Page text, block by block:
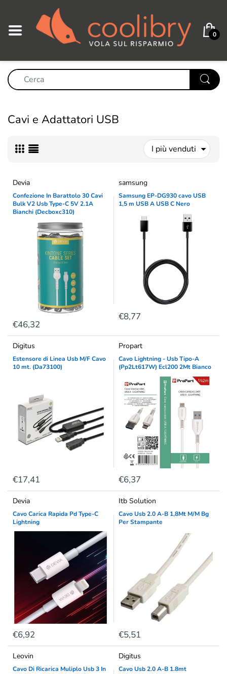
0
Cavi e Adattatori USB
I più venduti
Devia
Confezione In Barattolo 30 Cavi
Bulk V2 Usb Type-C 5V 2.1A
Bianchi (Decboxc310)
€46,32
samsung
Samsung EP-DG930 cavo USB
1,5 m USB A USB C Nero
€8,77
Digitus
Estensore di Linea Usb M/F Cavo
10 mt. (Da73100)
€17,41
Propart
Cavo Lightning - Usb Tipo-A
(Pp2Lt617W) Ecl200 2Mt Bianco
€6,37
Devia
Cavo Carica Rapida Pd Type-C
Lightning
€6,92
Itb Solution
Cavo Usb 2.0 A-B 1,8Mt M/M Bg
Per Stampante
€5,51
Leovin
Cavo Di Ricarica Muliplo Usb 3 In
Digitus
Cavo Usb 2.0 A-B 1.8mt